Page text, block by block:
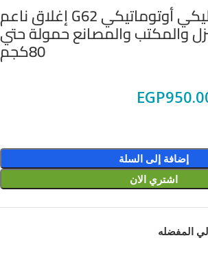
غالق باب هيدروليكي أوتوماتيكي G62 إغلاق ناعم
والمكتب والمصانع حمولة حتي
80كجم
EGP
إضافة إلى السلة
اشتري الان
المفضله